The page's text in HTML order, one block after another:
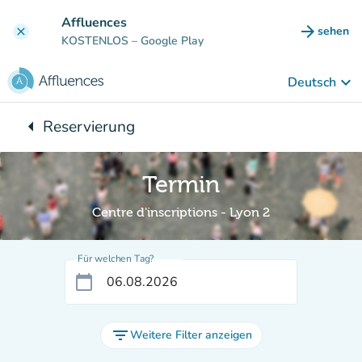
clear Affluences
KOSTENLOS – Google Play arrow_forward sehen
(new
Deutsch keyboard_arrow_down
arrow_leftZurück zu:
Reservierung
Termin
Centre d'inscriptions - Lyon 2
Für welchen Tag?
calendar_today
filter_listWeitere Filter anzeigen